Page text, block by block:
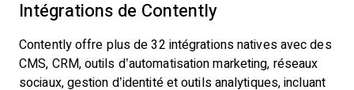
Intégrations de Contently
Contently offre plus de 32 intégrations natives avec des
CMS, CRM, outils d’automatisation marketing, réseaux
sociaux, gestion d’identité et outils analytiques, incluant